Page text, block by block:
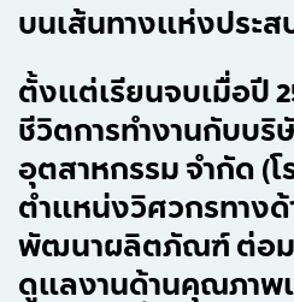
บนเส้นทางแห่งประส
ตั้งแต่เรียนจบเมื่อปี
ชีวิตการทำงานกับบริ
อุตสาหกรรม จำกัด (โ
ตำแหน่งวิศวกรทางด้
พัฒนาผลิตภัณฑ์ ต่อม
ดูแลงานด้านคุณภาพ